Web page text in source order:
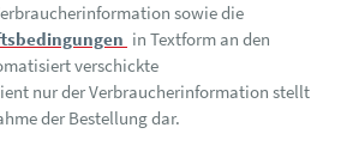
sowie die
in Textform an den
verschickte
nur der Verbraucherinformation stellt
der Bestellung dar.